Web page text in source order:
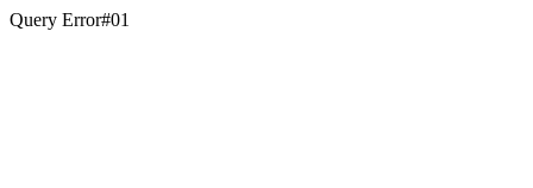
Query Error#01